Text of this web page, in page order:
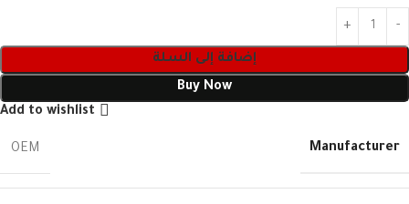
إضافة إلى السلة
Buy Now
Add to wishlist
Manufacturer
OEM